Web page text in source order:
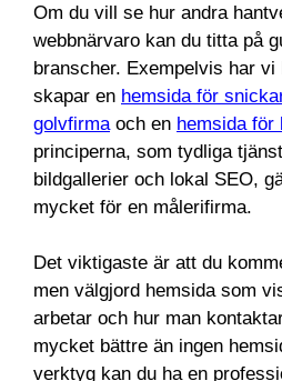
Om du vill se hur andra
webbnärvaro kan du titta på
branscher. Exempelvis har
skapar en hemsida för
golvfirma och en hemsida för
principerna, som tydliga
bildgallerier och lokal SEO,
mycket för en målerifirma.
Det viktigaste är att du
men välgjord hemsida som
arbetar och hur man
mycket bättre än ingen
verktyg kan du ha en